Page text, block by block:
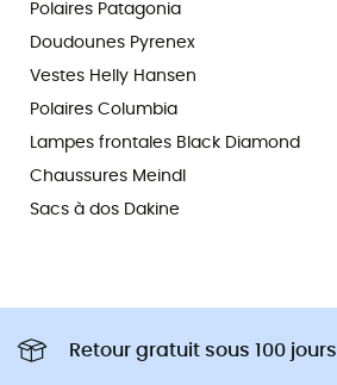
Polaires Patagonia
Doudounes Pyrenex
Vestes Helly Hansen
Polaires Columbia
Lampes frontales Black Diamond
Chaussures Meindl
Sacs à dos Dakine
Retour gratuit sous 100 jours